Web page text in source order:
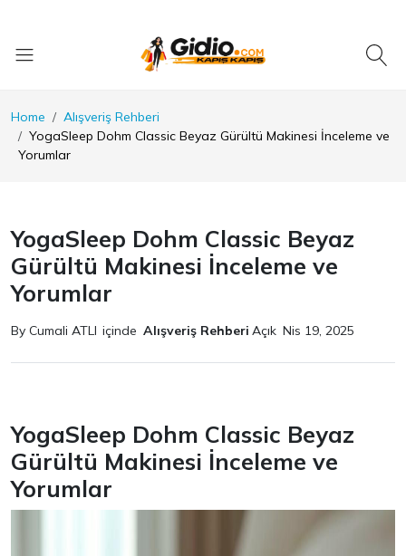
Home
Alışveriş Rehberi
YogaSleep Dohm Classic Beyaz Gürültü Makinesi İnceleme ve
Yorumlar
YogaSleep Dohm Classic Beyaz
Gürültü Makinesi İnceleme ve
Yorumlar
By Cumali ATLI içinde Alışveriş Rehberi Açık Nis 19, 2025
YogaSleep Dohm Classic Beyaz
Gürültü Makinesi İnceleme ve
Yorumlar